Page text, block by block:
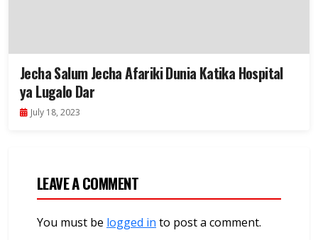
Jecha Salum Jecha Afariki Dunia Katika Hospital
ya Lugalo Dar
July 18, 2023
LEAVE A COMMENT
You must be logged in to post a comment.